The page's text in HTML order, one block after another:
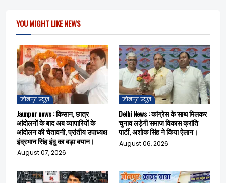
YOU MIGHT LIKE NEWS
जौनपुर न्यूज़
Jaunpur news : किसान, छात्र
आंदोलनों के बाद अब व्यापारियों के
आंदोलन की चेतावनी, प्रांतीय उपाध्यक्ष
इंद्रभान सिंह इंदु का बड़ा बयान।
August 07, 2026
जौनपुर न्यूज़
Delhi News : कांग्रेस के साथ मिलकर
चुनाव लड़ेगी समाज विकास क्रांति
पार्टी, अशोक सिंह ने किया ऐलान।
August 06, 2026